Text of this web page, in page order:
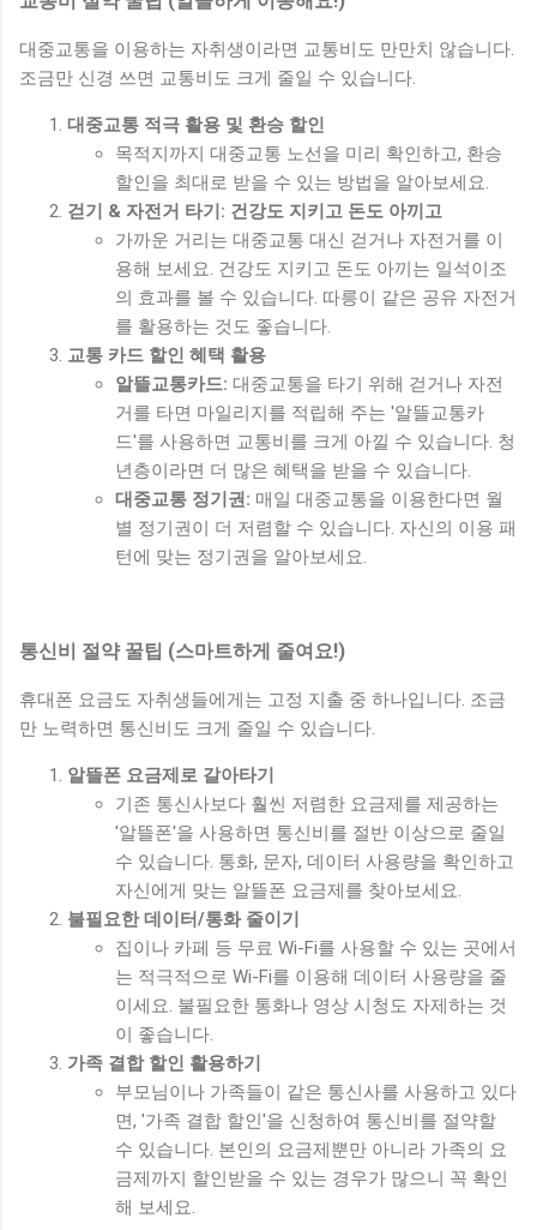
대중교통을 이용하는 자취생이라면 교통비도 만만치 않습니다.
조금만 신경 쓰면 교통비도 크게 줄일 수 있습니다.
대중교통 적극 활용 및 환승 할인
목적지까지 대중교통 노선을 미리 확인하고, 환승
할인을 최대로 받을 수 있는 방법을 알아보세요.
걷기 & 자전거 타기: 건강도 지키고 돈도 아끼고
가까운 거리는 대중교통 대신 걷거나 자전거를 이
용해 보세요. 건강도 지키고 돈도 아끼는 일석이조
의 효과를 볼 수 있습니다. 따릉이 같은 공유 자전거
를 활용하는 것도 좋습니다.
교통 카드 할인 혜택 활용
알뜰교통카드: 대중교통을 타기 위해 걷거나 자전
거를 타면 마일리지를 적립해 주는 '알뜰교통카
드'를 사용하면 교통비를 크게 아낄 수 있습니다. 청
년층이라면 더 많은 혜택을 받을 수 있습니다.
대중교통 정기권: 매일 대중교통을 이용한다면 월
별 정기권이 더 저렴할 수 있습니다. 자신의 이용 패
턴에 맞는 정기권을 알아보세요.
통신비 절약 꿀팁 (스마트하게 줄여요!)
휴대폰 요금도 자취생들에게는 고정 지출 중 하나입니다. 조금
만 노력하면 통신비도 크게 줄일 수 있습니다.
알뜰폰 요금제로 갈아타기
기존 통신사보다 훨씬 저렴한 요금제를 제공하는
'알뜰폰'을 사용하면 통신비를 절반 이상으로 줄일
수 있습니다. 통화, 문자, 데이터 사용량을 확인하고
자신에게 맞는 알뜰폰 요금제를 찾아보세요.
불필요한 데이터/통화 줄이기
집이나 카페 등 무료 Wi-Fi를 사용할 수 있는 곳에서
는 적극적으로 Wi-Fi를 이용해 데이터 사용량을 줄
이세요. 불필요한 통화나 영상 시청도 자제하는 것
이 좋습니다.
가족 결합 할인 활용하기
부모님이나 가족들이 같은 통신사를 사용하고 있다
면, '가족 결합 할인'을 신청하여 통신비를 절약할
수 있습니다. 본인의 요금제뿐만 아니라 가족의 요
금제까지 할인받을 수 있는 경우가 많으니 꼭 확인
해 보세요.